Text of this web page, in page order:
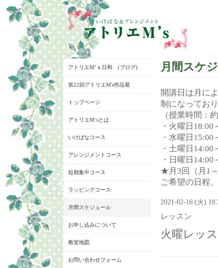
月間スケ
開講日は月に
制になってお
（授業時間：
・火曜日18:00
・水曜日15:00
・土曜日14:00
・日曜日14:00
★月3回（月1
ご希望の日程
2021-02-16 (火)
レッスン
火曜レッ
アトリエM’ｓ日和 (ブログ)
第22回アトリエM's作品展
トップページ
アトリエM‘sとは
いけばなコース
アレンジメントコース
短期集中コース
ラッピングコース
月間スケジュール
お申し込みについて
教室地図
お問い合わせフォーム